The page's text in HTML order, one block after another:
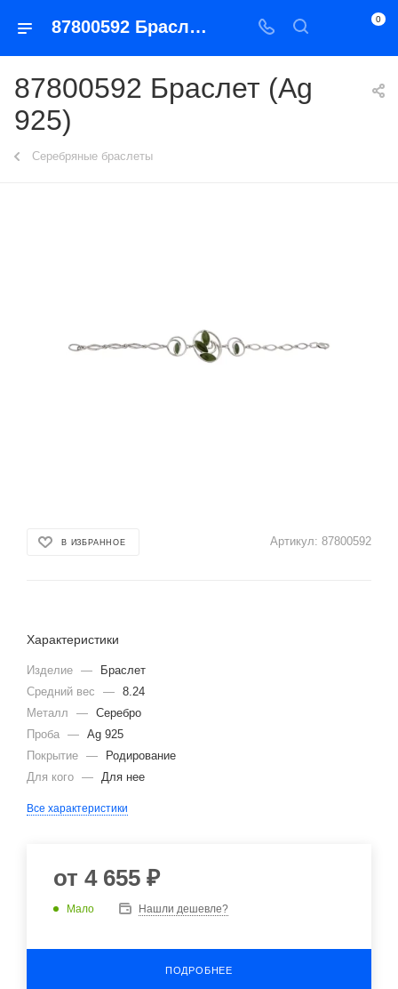
87800592 Браслет (Ag 925) 0
87800592 Браслет (Ag
925)
Серебряные браслеты
В ИЗБРАННОЕ Артикул: 87800592
Характеристики
Изделие —
Браслет
Средний вес
— 8.24
Металл
— Серебро
Проба — Ag 925
Покрытие —
Родирование
Для кого — Для нее
Все характеристики
от 4 655 ₽
Мало Нашли дешевле?
ПОДРОБНЕЕ